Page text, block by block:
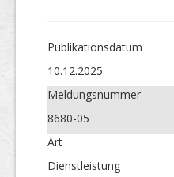
Publikations­datum
10.12.2025
Meldungs­nummer
8680-05
Art
Dienstleistung